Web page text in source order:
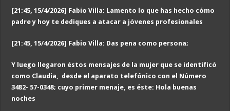
[21:45, 15/4/2026] Fabio Villa: Lamento lo que has hecho cómo
padre y hoy te dediques a atacar a jóvenes profesionales
[21:45, 15/4/2026] Fabio Villa: Das pena como persona;
Y luego llegaron éstos mensajes de la mujer que se identificó
como Claudia, desde el aparato telefónico con el Número
3482- 57-0348; cuyo primer menaje, es éste: Hola buenas
noches